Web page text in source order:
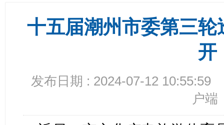
十五届潮州市委第三
开
发布日期 : 2024-07-12 10:55:59
户端